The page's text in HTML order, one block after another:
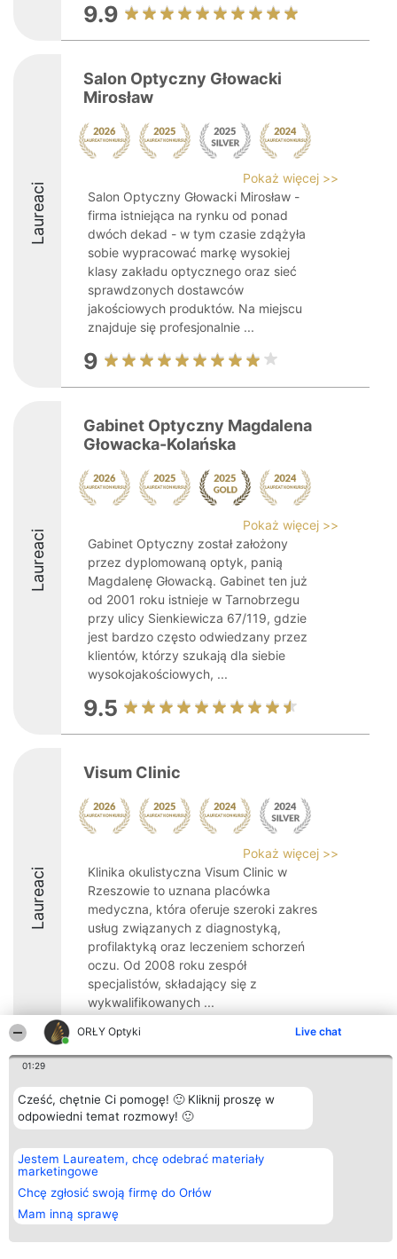
ORŁY Optyki Live chat
01:29
Cześć, chętnie Ci pomogę! 🙂 Kliknij proszę w
odpowiedni temat rozmowy! 🙂
Jestem Laureatem, chcę odebrać materiały
marketingowe
Chcę zgłosić swoją firmę do Orłów
Mam inną sprawę
9.9
Laureaci
Salon Optyczny Głowacki
Mirosław
Pokaż więcej >>
Salon Optyczny Głowacki Mirosław -
firma istniejąca na rynku od ponad
dwóch dekad - w tym czasie zdążyła
sobie wypracować markę wysokiej
klasy zakładu optycznego oraz sieć
sprawdzonych dostawców
jakościowych produktów. Na miejscu
znajduje się profesjonalnie ...
9
Laureaci
Gabinet Optyczny Magdalena
Głowacka-Kolańska
Pokaż więcej >>
Gabinet Optyczny został założony
przez dyplomowaną optyk, panią
Magdalenę Głowacką. Gabinet ten już
od 2001 roku istnieje w Tarnobrzegu
przy ulicy Sienkiewicza 67/119, gdzie
jest bardzo często odwiedzany przez
klientów, którzy szukają dla siebie
wysokojakościowych, ...
9.5
Laureaci
Visum Clinic
Pokaż więcej >>
Klinika okulistyczna Visum Clinic w
Rzeszowie to uznana placówka
medyczna, która oferuje szeroki zakres
usług związanych z diagnostyką,
profilaktyką oraz leczeniem schorzeń
oczu. Od 2008 roku zespół
specjalistów, składający się z
wykwalifikowanych ...
8.4
Organizator plebiscytu
Bright Side Solutions sp. z o.
o. sp. k.
Wrocław 50-079
KRS 0000749100 | Regon
381313360 | NIP 8943132676
+48 508 492 400
Plebiscyt
Laureaci
Lista
Laureatów
Zasady
Polityka
Kontakt